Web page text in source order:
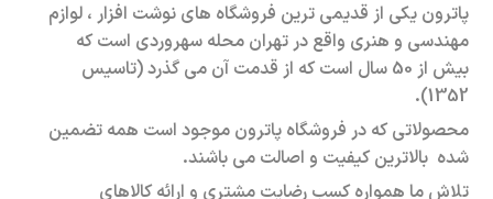
پاترون یکی از قدیمی ترین فروشگاه های نوشت افزار ، لوازم
مهندسی و هنری واقع در تهران محله سهروردی است که
بیش از 50 سال است که از قدمت آن می گذرد (تاسیس
1352).
محصولاتی که در فروشگاه پاترون موجود است همه تضمین
شده بالاترین کیفیت و اصالت می باشند.
تلاش ما همواره کسب رضایت مشتری و ارائه کالاهای